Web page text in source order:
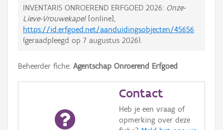
INVENTARIS ONROEREND ERFGOED 2026: Onze-
Lieve-Vrouwekapel[online],
https://id.erfgoed.net/aanduidingsobjecten/45656
(geraadpleegd op 7 augustus 2026).
Beheerder fiche: Agentschap Onroerend Erfgoed
Contact
Heb je een vraag of
opmerking over deze